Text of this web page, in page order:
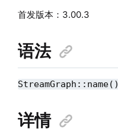
首发版本：3.00.3
语法
StreamGraph::name()
详情